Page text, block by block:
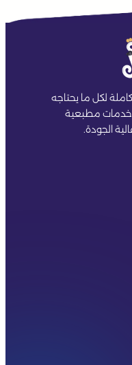
لكل ما يحتاجه
خدمات مطبعية
الجودة.